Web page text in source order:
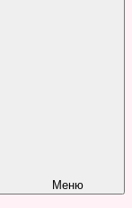
Меню